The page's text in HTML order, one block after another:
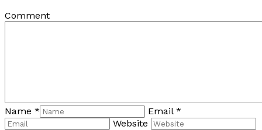
Comment
Name * Email *
Website